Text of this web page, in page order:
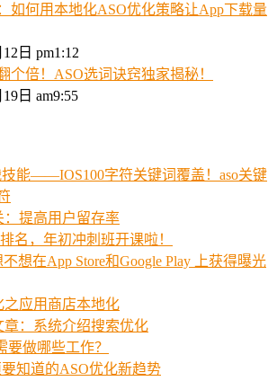
如何用本地化ASO优化策略让App下载量
日 pm1:12
个倍！ASO选词诀窍独家揭秘！
日 am9:55
技能——IOS100字符关键词覆盖！aso关键
：提高用户留存率
名，年初冲刺班开课啦！
想在App Store和Google Play 上获得曝光
之应用商店本地化
章：系统介绍搜索优化
要做哪些工作？
知道的ASO优化新趋势